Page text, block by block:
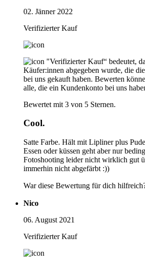
02. Jänner 2022
Verifizierter Kauf
"Verifizierter Kauf“ bedeutet,
Käufer:innen abgegeben wurde, die
bei uns gekauft haben. Bewerten
alle, die ein Kundenkonto bei uns
Bewertet mit 3 von 5 Sternen.
Cool.
Satte Farbe. Hält mit Lipliner plus
Essen oder küssen geht aber nur
Fotoshooting leider nicht wirklich gut
immerhin nicht abgefärbt :))
War diese Bewertung für dich
Nico
06. August 2021
Verifizierter Kauf